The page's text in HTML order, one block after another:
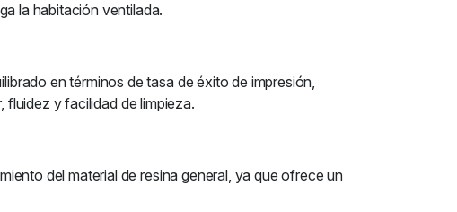
la habitación ventilada.
en términos de tasa de éxito de impresión,
fluidez y facilidad de limpieza.
del material de resina general, ya que ofrece un